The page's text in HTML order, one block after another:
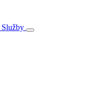
Služby